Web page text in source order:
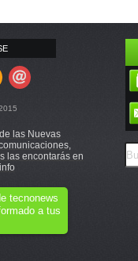
las Nuevas
las encontarás en
tecnonews
a tus